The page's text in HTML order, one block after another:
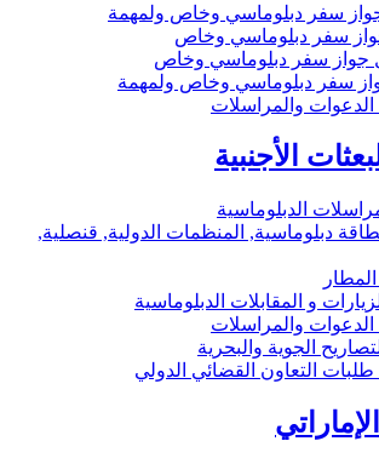
سفر دبلوماسي وخاص ولمهمة
سفر دبلوماسي وخاص
جواز سفر دبلوماسي وخاص
سفر دبلوماسي وخاص ولمهمة
والمراسلات
الأجنبية
الدبلوماسية
دبلوماسية, المنظمات الدولية, قنصلية,
و المقابلات الدبلوماسية
والمراسلات
الجوية والبحرية
التعاون القضائي الدولي